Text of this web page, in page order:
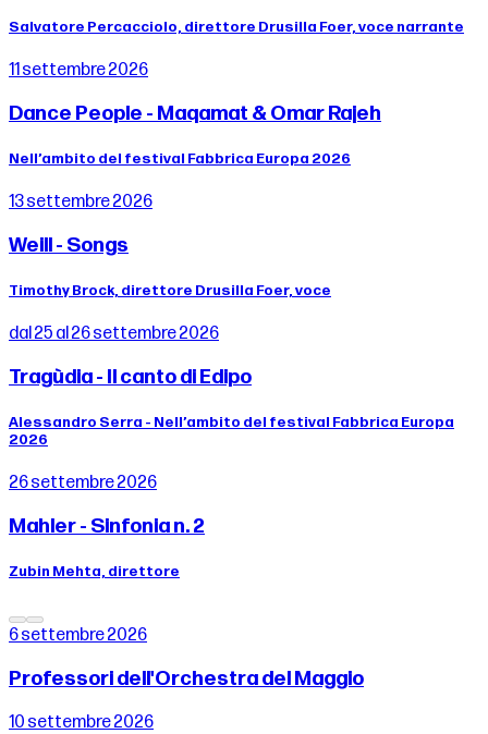
Salvatore Percacciolo, direttore Drusilla Foer, voce narrante
11 settembre 2026
Dance People - Maqamat & Omar Rajeh
Nell’ambito del festival Fabbrica Europa 2026
13 settembre 2026
Weill - Songs
Timothy Brock, direttore Drusilla Foer, voce
dal 25 al 26 settembre 2026
Tragùdia - Il canto di Edipo
Alessandro Serra - Nell’ambito del festival Fabbrica Europa
2026
26 settembre 2026
Mahler - Sinfonia n. 2
Zubin Mehta, direttore
6 settembre 2026
Professori dell'Orchestra del Maggio
10 settembre 2026